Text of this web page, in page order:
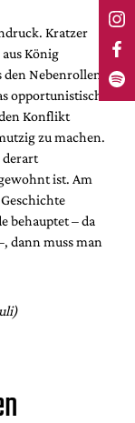
Kratzer
König
den Nebenrollen
opportunistisch
Konflikt
zu machen.
derart
ist. Am
behauptet – da
dann muss man